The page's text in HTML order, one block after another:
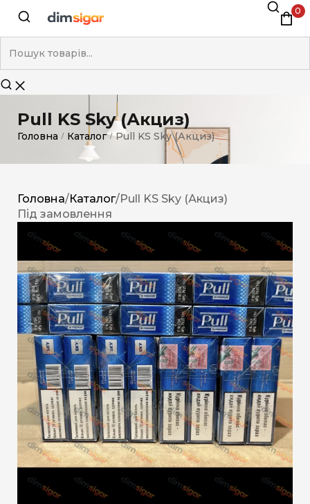
0
Pull KS Sky (Акциз)
Головна / Каталог / Pull KS Sky (Акциз)
Головна/Каталог/Pull KS Sky (Акциз)
Під замовлення